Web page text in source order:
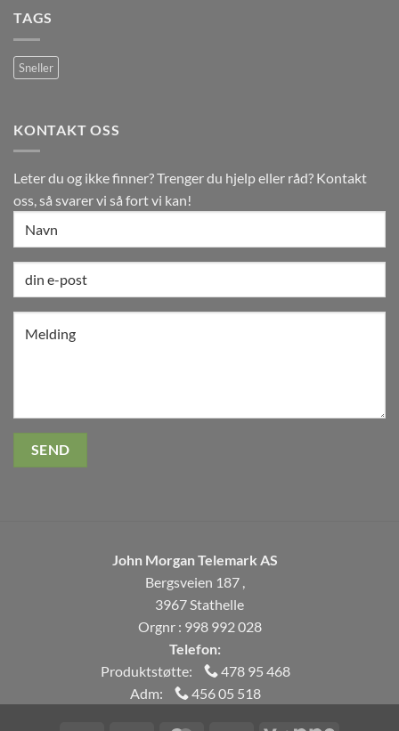
TAGS
Sneller
KONTAKT OSS
Leter du og ikke finner? Trenger du hjelp eller råd? Kontakt
oss, så svarer vi så fort vi kan!
John Morgan Telemark AS
Bergsveien 187 ,
3967 Stathelle
Orgnr : 998 992 028
Telefon:
Produktstøtte:
478 95 468
Adm:
456 05 518